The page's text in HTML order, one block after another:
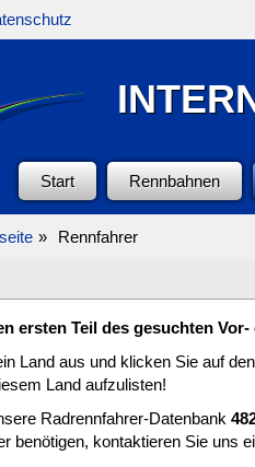
Start Rennbahnen
» Rennfahrer
ersten Teil des gesuchten
Land aus und klicken Sie auf
Land aufzulisten!
Radrennfahrer-Datenbank
benötigen, kontaktieren Sie uns